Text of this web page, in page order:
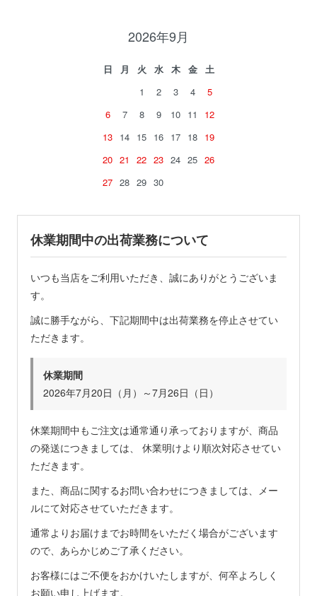
2026年9月
日 月 火 水 木 金
土
1
2 3 4
5
6
7 8 9 10 11
12
13 14 15 16 17 18 19
20 21 22 23 24 25 26
27 28 29 30
休業期間中の出荷業務について
いつも当店をご利用いただき、誠にありがとうございま
す。
誠に勝手ながら、下記期間中は出荷業務を停止させてい
ただきます。
休業期間
2026年7月20日（月）～7月26日（日）
休業期間中もご注文は通常通り承っておりますが、商品
の発送につきましては、 休業明けより順次対応させてい
ただきます。
また、商品に関するお問い合わせにつきましては、メー
ルにて対応させていただきます。
通常よりお届けまでお時間をいただく場合がございます
ので、あらかじめご了承ください。
お客様にはご不便をおかけいたしますが、何卒よろしく
お願い申し上げます。